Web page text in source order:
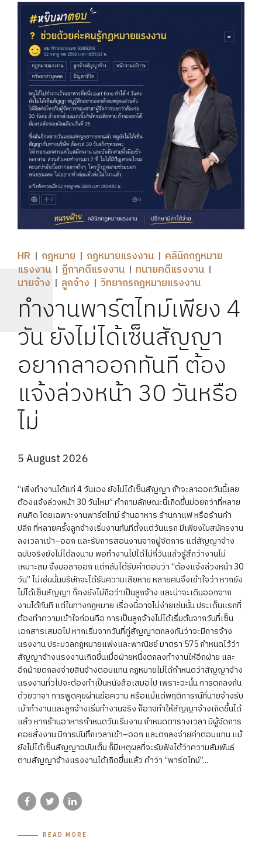
HR กฎหมาย กฏหมายแรงงาน
คลินิกกฎหมาย
แรงงาน
ฎีกาคดีแรงงาน
ทนายคดีแรงงาน
นายจ้าง
ลูกจ้าง วิทยากรกฎหมายแรงงาน
ทำงานพาร์ตไทม์เพียง 4
วัน ยังไม่ได้เซ็นสัญญา
อยากลาออกทันที ต้อง
แจ้งล่วงหน้า 30 วันหรือ
ไม่
5 August 2026
“เพิ่งทำงานได้แค่ 4 วันเอง ยังไม่ได้เซ็นสัญญา ถ้าจะลาออกวันนี้เลย
ต้องแจ้งล่วงหน้า 30 วันไหม” คำถามลักษณะนี้เกิดขึ้นบ่อยกว่าที่หลาย
คนคิด โดยเฉพาะงานพาร์ตไทม์ ร้านอาหาร ร้านกาแฟ หรือร้านค้า
ปลีก ที่หลายครั้งลูกจ้างเริ่มงานทันทีตั้งแต่วันแรก มีเพียงใบสมัครงาน
ลงเวลาเข้า–ออก และรับการสอนงานจากผู้จัดการ แต่สัญญาจ้าง
ฉบับจริงยังไม่ได้ลงนาม พอทำงานไปได้ไม่กี่วันแล้วรู้สึกว่างานไม่
เหมาะสม จึงขอลาออก แต่กลับได้รับคำตอบว่า “ต้องแจ้งล่วงหน้า 30
วัน” ไม่เช่นนั้นบริษัทจะได้รับความเสียหาย หลายคนจึงเข้าใจว่า หากยัง
ไม่ได้เซ็นสัญญา ก็คงยังไม่ถือว่าเป็นลูกจ้าง และน่าจะเดินออกจาก
งานได้ทันที แต่ในทางกฎหมาย เรื่องนี้อาจไม่ง่ายเช่นนั้น ประเด็นแรกที่
ต้องทำความเข้าใจก่อนคือ การเป็นลูกจ้างไม่ได้เริ่มต้นจากวันที่เซ็น
เอกสารเสมอไป หากเริ่มจากวันที่คู่สัญญาตกลงกันว่าจะมีการจ้าง
แรงงาน ประมวลกฎหมายแพ่งและพาณิชย์ มาตรา 575 กำหนดไว้ว่า
สัญญาจ้างแรงงานเกิดขึ้นเมื่อฝ่ายหนึ่งตกลงทำงานให้อีกฝ่าย และ
อีกฝ่ายตกลงจ่ายสินจ้างตอบแทน กฎหมายไม่ได้กำหนดว่าสัญญาจ้าง
แรงงานทั่วไปจะต้องทำเป็นหนังสือเสมอไป เพราะฉะนั้น การตกลงกัน
ด้วยวาจา การพูดคุยผ่านข้อความ หรือแม้แต่พฤติการณ์ที่นายจ้างรับ
เข้าทำงานและลูกจ้างเริ่มทำงานจริง ก็อาจทำให้สัญญาจ้างเกิดขึ้นได้
แล้ว หากร้านอาหารกำหนดวันเริ่มงาน กำหนดตารางเวลา มีผู้จัดการ
คอยสั่งงาน มีการบันทึกเวลาเข้า–ออก และตกลงจ่ายค่าตอบแทน แม้
ยังไม่ได้เซ็นสัญญาฉบับเต็ม ก็มีเหตุผลที่จะรับฟังได้ว่าความสัมพันธ์
ตามสัญญาจ้างแรงงานได้เกิดขึ้นแล้ว คำว่า “พาร์ตไทม์”...
READ MORE